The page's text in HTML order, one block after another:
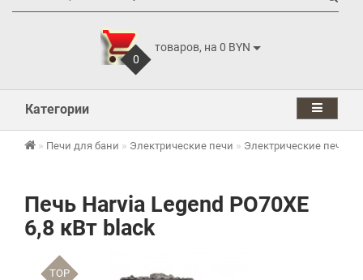
0
товаров, на 0 BYN
Категории
Печи для бани Электрические печи Электрические печи
Печь Harvia Legend PO70XE
6,8 кВт black
TOP